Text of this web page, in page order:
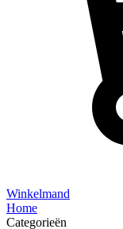
Winkelmand
Home
Categorieën